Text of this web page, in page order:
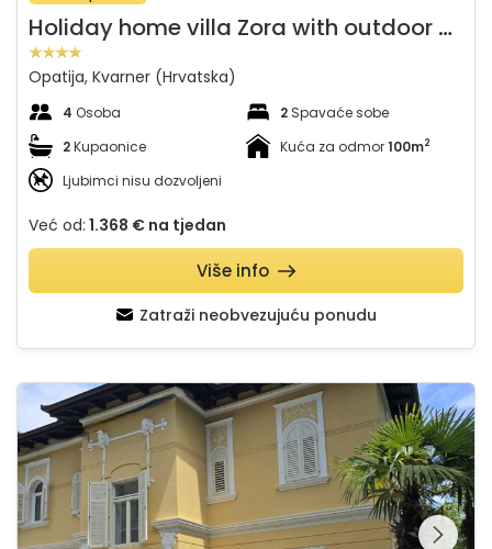
H
oliday home villa Zora with outdoor whirpool
Opatija, Kvarner (Hrvatska)
4 Osoba 2 Spavaće sobe
2Kupaonice Kuća za odmor100m2
Ljubimci nisu dozvoljeni
Već od: 1.368 € na tjedan
Zatraži neobvezujuću ponudu
Više info
Apartman Villa Adelle - Lovran
Pregledajte cijelu
galeriju na